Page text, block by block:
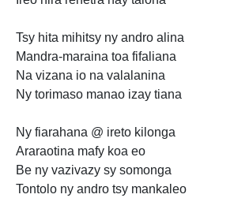
Tsy hita mihitsy ny andro alina
Mandra-maraina toa fifaliana
Na vizana io na valalanina
Ny torimaso manao izay tiana
Ny fiarahana @ ireto kilonga
Araraotina mafy koa eo
Be ny vazivazy sy somonga
Tontolo ny andro tsy mankaleo